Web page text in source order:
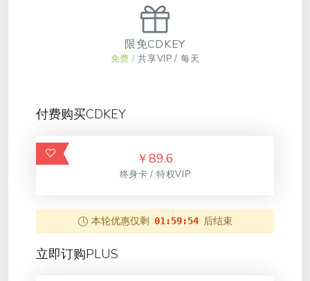
限免CDKEY
免费 /共享VIP / 每天
付费购买CDKEY
￥89.6
终身卡 / 特权VIP
本轮优惠仅剩 01:59:54 后结束
立即订购PLUS